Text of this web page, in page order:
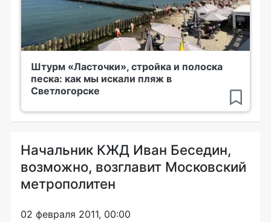
Штурм «Ласточки», стройка и полоска
песка: как мы искали пляж в
Светлогорске
Начальник КЖД Иван Беседин,
возможно, возглавит Московский
метрополитен
02 февраля 2011, 00:00